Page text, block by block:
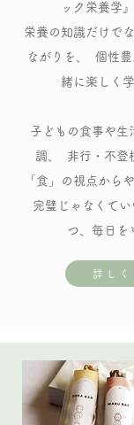
ック栄養学
栄養の知識だけで
ながりを、 個性
緒に楽しく
子どもの食事や生
調、 非行・不登
「食」の視点から
完璧じゃなくて
つ、毎日を
詳しく